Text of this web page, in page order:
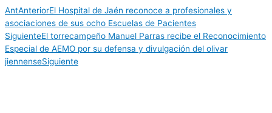
AntAnteriorEl Hospital de Jaén reconoce a profesionales y
asociaciones de sus ocho Escuelas de Pacientes
SiguienteEl torrecampeño Manuel Parras recibe el Reconocimiento
Especial de AEMO por su defensa y divulgación del olivar
jiennenseSiguiente